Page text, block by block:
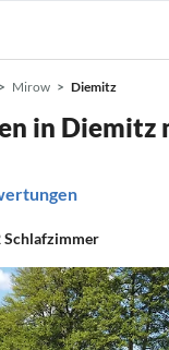
Mirow Diemitz
in Diemitz
Schlafzimmer